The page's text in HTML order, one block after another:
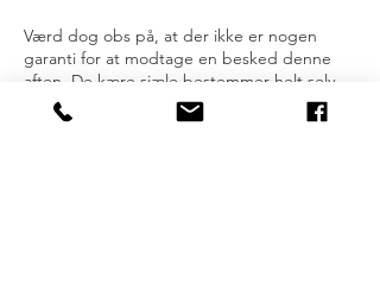
Værd dog obs på, at der ikke er nogen
garanti for at modtage en besked denne
aften. De kære sjæle bestemmer helt selv,
hvem der kommer igennem og i hvilken
rækkefølge.